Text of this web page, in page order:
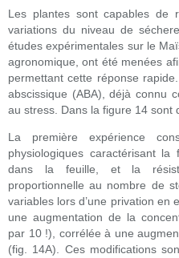
Les plantes sont capables de
variations du niveau de
études expérimentales sur le
agronomique, ont été menées
permettant cette réponse
abscissique (ABA), déjà connu
au stress. Dans la figure 14 sont
La première expérience
physiologiques caractérisant
dans la feuille, et la
proportionnelle au nombre de
variables lors d’une privation en
une augmentation de la
par 10 !), corrélée à une
(fig. 14A). Ces modifications